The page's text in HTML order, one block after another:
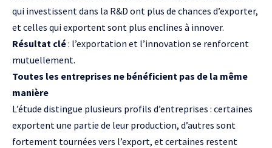
qui investissent dans la R&D ont plus de chances d’exporter,
et celles qui exportent sont plus enclines à innover.
Résultat clé: l’exportation et l’innovation se renforcent
mutuellement.
Toutes les entreprises ne bénéficient pas de la même
manière
L’étude distingue plusieurs profils d’entreprises : certaines
exportent une partie de leur production, d’autres sont
fortement tournées vers l’export, et certaines restent